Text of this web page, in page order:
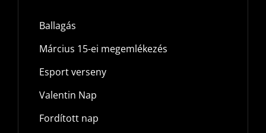
Ballagás
Március 15-ei megemlékezés
Esport verseny
Valentin Nap
Fordított nap